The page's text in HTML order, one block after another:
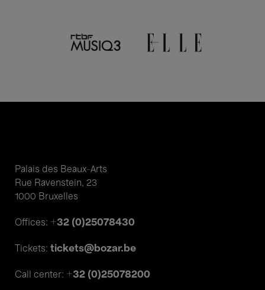
Palais des Beaux-Arts
Rue Ravenstein, 23
1000 Bruxelles
Offices: +32 (0)25078430
Tickets: tickets@bozar.be
Call center: +32 (0)25078200